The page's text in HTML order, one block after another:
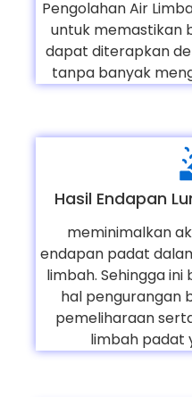
Pengolahan Air
untuk memastikan
dapat diterapkan
tanpa banyak
Hasil Endapan
meminimalkan
endapan padat
limbah. Sehingga
hal pengurangan
pemeliharaan
limbah padat